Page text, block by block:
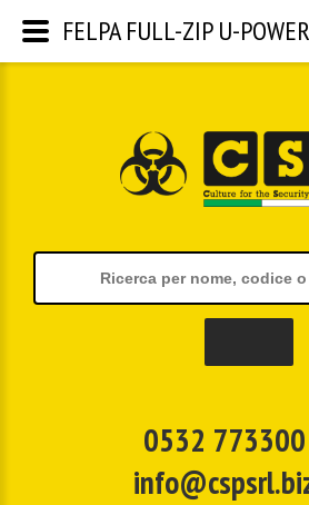
0532 773300
FELPA FULL-ZIP U-